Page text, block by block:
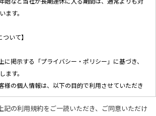
ます。
いて】
掲示する「プライバシー・ポリシー」に基づき、
ます。
様の個人情報は、以下の目的で利用させていただき
対応するにあたって問題が発生した場合の確認・
記の利用規約をご一読いただき、ご同意いただけ